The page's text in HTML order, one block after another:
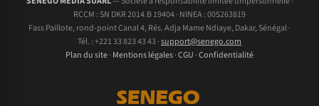
RCCM : SN DKR 2014.B 19404 · NINEA : 005263819
Fass Paillote, rond-point Canal 4, Rés. Adja Mame Ndiaye, Dakar, Sénégal ·
Tél. : +221 33 823 43 43 ·support@senego.com
Plan du site· Mentions légales·CGU ·Confidentialité